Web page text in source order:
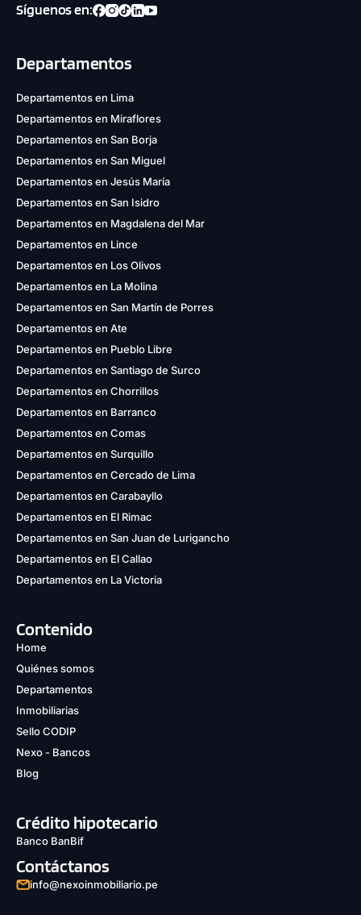
Síguenos en:
Departamentos
Departamentos en Lima
Departamentos en Miraflores
Departamentos en San Borja
Departamentos en San Miguel
Departamentos en Jesús María
Departamentos en San Isidro
Departamentos en Magdalena del Mar
Departamentos en Lince
Departamentos en Los Olivos
Departamentos en La Molina
Departamentos en San Martín de Porres
Departamentos en Ate
Departamentos en Pueblo Libre
Departamentos en Santiago de Surco
Departamentos en Chorrillos
Departamentos en Barranco
Departamentos en Comas
Departamentos en Surquillo
Departamentos en Cercado de Lima
Departamentos en Carabayllo
Departamentos en El Rimac
Departamentos en San Juan de Lurigancho
Departamentos en El Callao
Departamentos en La Victoria
Contenido
Home
Quiénes somos
Departamentos
Inmobiliarias
Sello CODIP
Nexo - Bancos
Blog
Crédito hipotecario
Banco BanBif
Contáctanos
info@nexoinmobiliario.pe